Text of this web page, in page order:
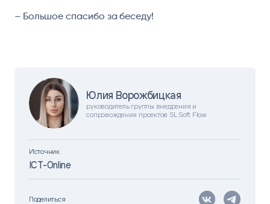
Юлия Ворожбицкая
руководитель группы внедрения и
сопровождения проектов SL Soft Flow
Источник
ICT-Online
Поделиться
– Большое спасибо за беседу!